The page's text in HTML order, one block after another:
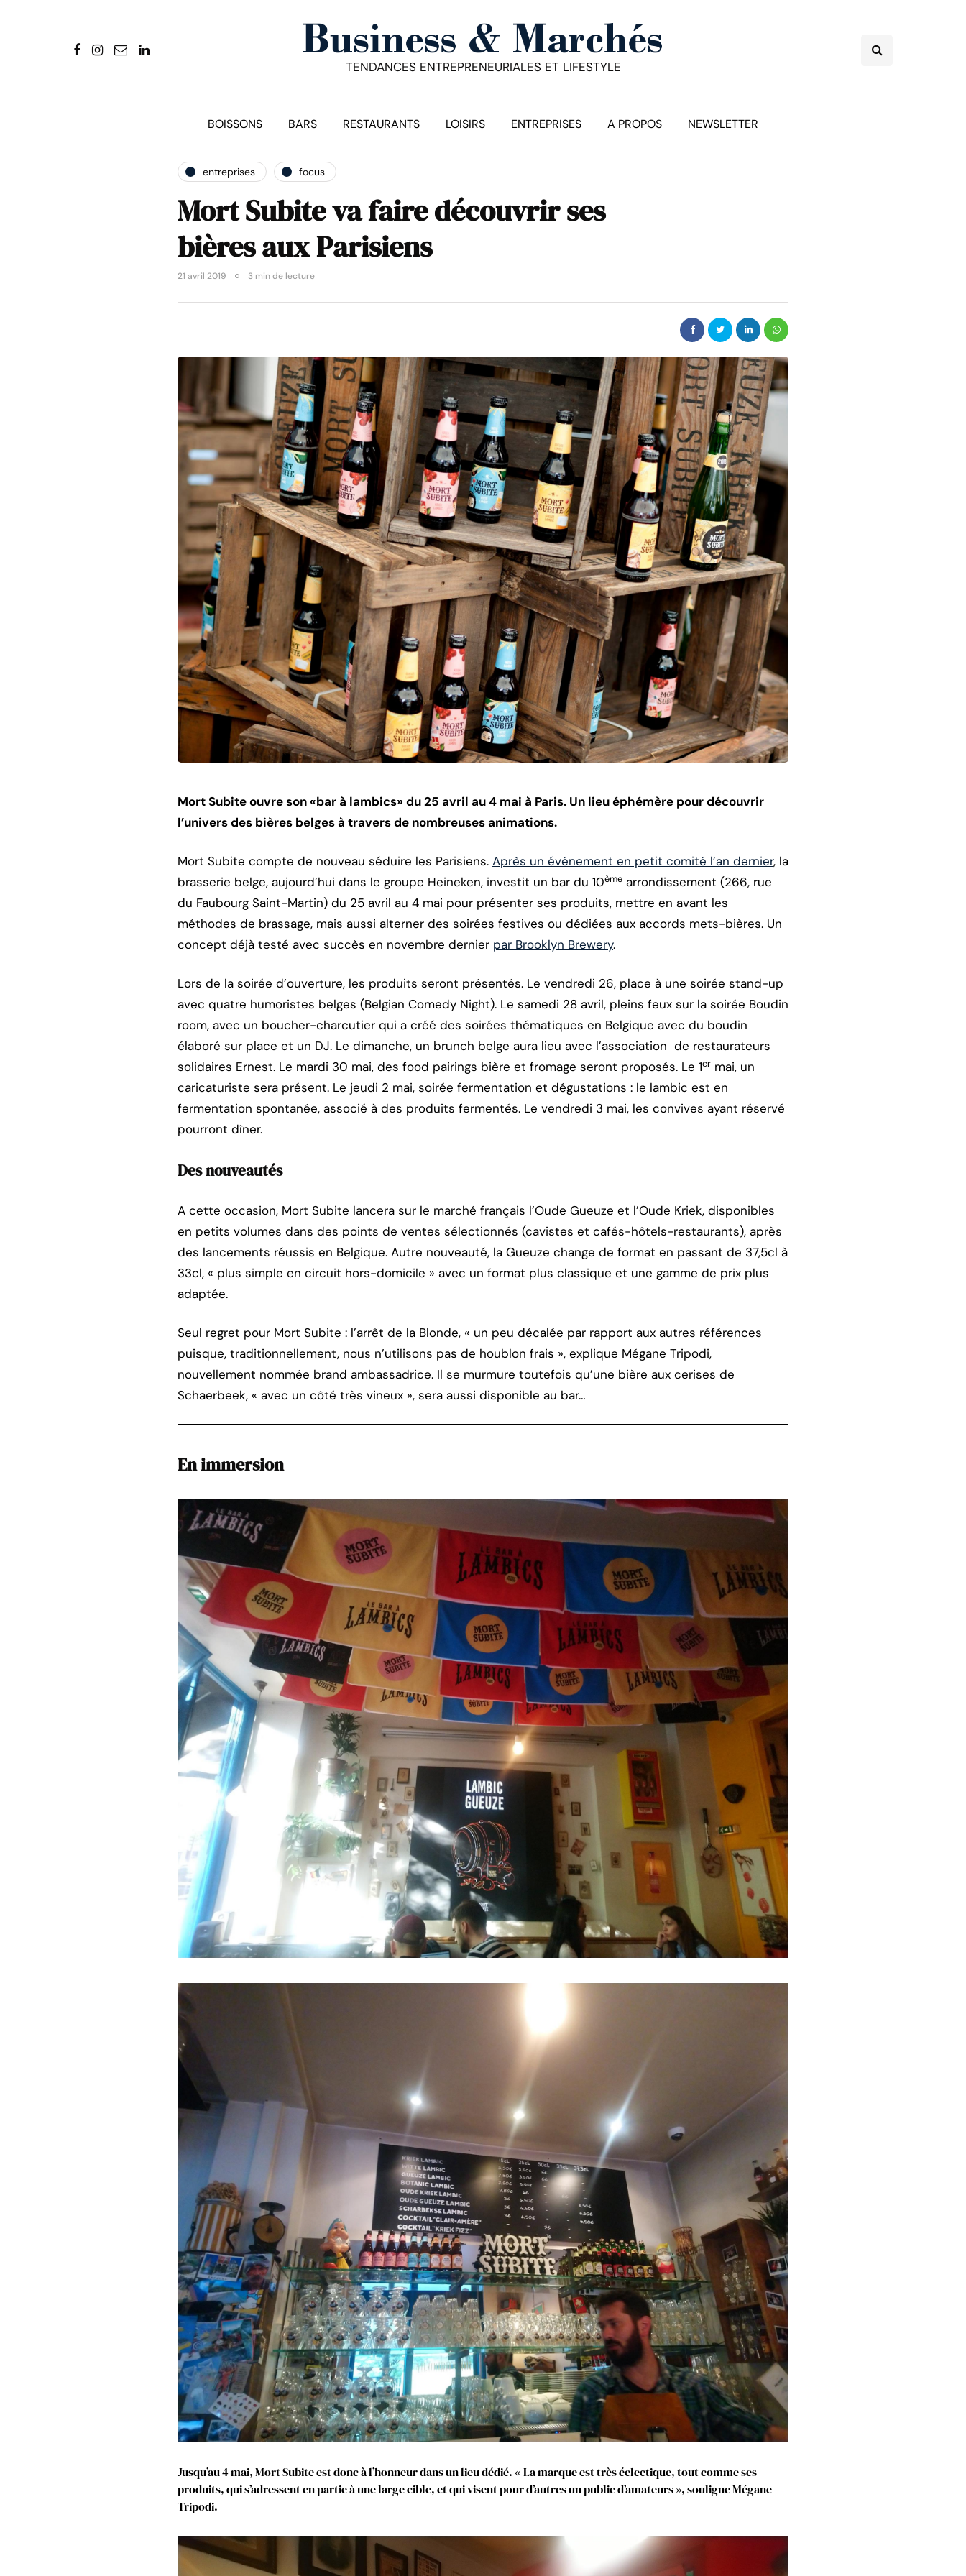
TENDANCES ENTREPRENEURIALES ET LIFESTYLE
BOISSONS BARS RESTAURANTS LOISIRS ENTREPRISES A PROPOS NEWSLETTER
entreprises focus
Mort Subite va faire découvrir ses
bières aux Parisiens
21 avril 2019 3 min de lecture
Mort Subite ouvre son «bar à lambics» du 25 avril au 4 mai à Paris. Un lieu éphémère pour découvrir
l’univers des bières belges à travers de nombreuses animations.
Mort Subite compte de nouveau séduire les Parisiens. Après un événement en petit comité l’an dernier, la
brasserie belge, aujourd’hui dans le groupe Heineken, investit un bar du 10ème arrondissement (266, rue
du Faubourg Saint-Martin) du 25 avril au 4 mai pour présenter ses produits, mettre en avant les
méthodes de brassage, mais aussi alterner des soirées festives ou dédiées aux accords mets-bières. Un
concept déjà testé avec succès en novembre dernier par Brooklyn Brewery.
Lors de la soirée d’ouverture, les produits seront présentés. Le vendredi 26, place à une soirée stand-up
avec quatre humoristes belges (Belgian Comedy Night). Le samedi 28 avril, pleins feux sur la soirée Boudin
room, avec un boucher-charcutier qui a créé des soirées thématiques en Belgique avec du boudin
élaboré sur place et un DJ. Le dimanche, un brunch belge aura lieu avec l’association de restaurateurs
solidaires Ernest. Le mardi 30 mai, des food pairings bière et fromage seront proposés. Le 1er mai, un
caricaturiste sera présent. Le jeudi 2 mai, soirée fermentation et dégustations : le lambic est en
fermentation spontanée, associé à des produits fermentés. Le vendredi 3 mai, les convives ayant réservé
pourront dîner.
Des nouveautés
A cette occasion, Mort Subite lancera sur le marché français l’Oude Gueuze et l’Oude Kriek, disponibles
en petits volumes dans des points de ventes sélectionnés (cavistes et cafés-hôtels-restaurants), après
des lancements réussis en Belgique. Autre nouveauté, la Gueuze change de format en passant de 37,5cl à
33cl, « plus simple en circuit hors-domicile » avec un format plus classique et une gamme de prix plus
adaptée.
Seul regret pour Mort Subite : l’arrêt de la Blonde, « un peu décalée par rapport aux autres références
puisque, traditionnellement, nous n’utilisons pas de houblon frais », explique Mégane Tripodi,
nouvellement nommée brand ambassadrice. Il se murmure toutefois qu’une bière aux cerises de
Schaerbeek, « avec un côté très vineux », sera aussi disponible au bar…
En immersion
Jusqu’au 4 mai, Mort Subite est donc à l’honneur dans un lieu dédié. « La marque est très éclectique, tout comme ses
produits, qui s’adressent en partie à une large cible, et qui visent pour d’autres un public d’amateurs », souligne Mégane
Tripodi.